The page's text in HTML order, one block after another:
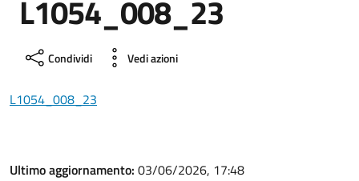
L1054_008_23
Condividi Vedi azioni
L1054_008_23
Ultimo aggiornamento: 03/06/2026, 17:48